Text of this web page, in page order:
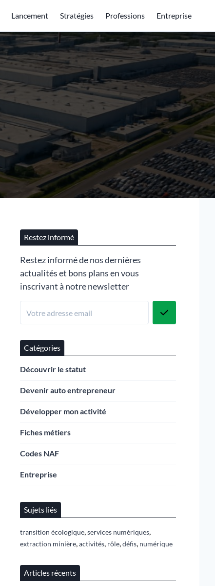
Lancement Stratégies Professions Entreprise
Restez informé
Restez informé de nos dernières
actualités et bons plans en vous
inscrivant à notre newsletter
Catégories
Découvrir le statut
Devenir auto entrepreneur
Développer mon activité
Fiches métiers
Codes NAF
Entreprise
Sujets liés
transition écologique,services numériques,
extraction minière,activités, rôle,défis, numérique
Articles récents